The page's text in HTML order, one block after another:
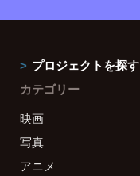
プロジェクトを探す
カテゴリー
映画
写真
アニメ